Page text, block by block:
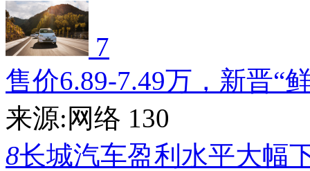
7
售价6.89-7.49万，新晋“
来源:网络 130
8长城汽车盈利水平大幅